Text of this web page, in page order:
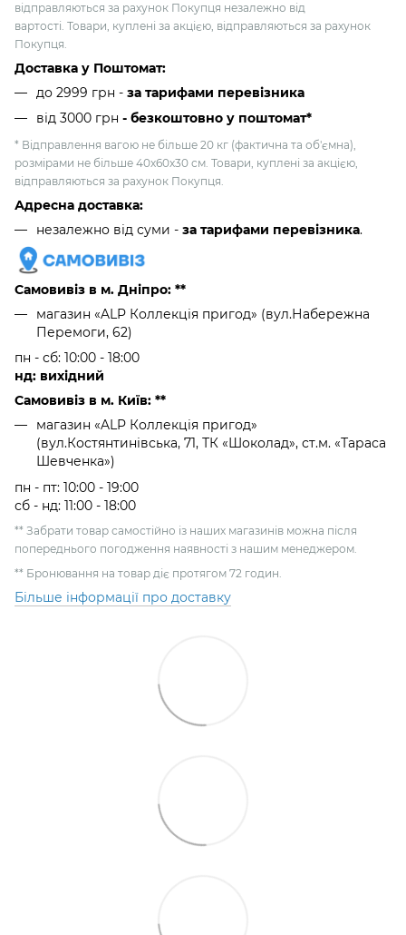
відправляються за рахунок Покупця незалежно від
вартості. Товари, куплені за акцією, відправляються за рахунок
Покупця.
Доставка у Поштомат:
до 2999 грн - за тарифами перевізника
від 3000 грн - безкоштовно у поштомат*
* Відправлення вагою не більше 20 кг (фактична та об'ємна),
розмірами не більше 40х60х30 см. Товари, куплені за акцією,
відправляються за рахунок Покупця.
Адресна доставка:
незалежно від суми - за тарифами перевізника.
Самовивіз в м. Дніпро: **
магазин «ALP Коллекція пригод» (вул.Набережна
Перемоги, 62)
пн - сб: 10:00 - 18:00
нд: вихідний
Самовивіз в м. Київ: **
магазин «ALP Коллекція пригод»
(вул.Костянтинівська, 71, ТК «Шоколад», ст.м. «Тараса
Шевченка»)
пн - пт: 10:00 - 19:00
сб - нд: 11:00 - 18:00
** Забрати товар самостійно із наших магазинів можна після
попереднього погодження наявності з нашим менеджером.
** Бронювання на товар діє протягом 72 годин.
Більше інформації про доставку